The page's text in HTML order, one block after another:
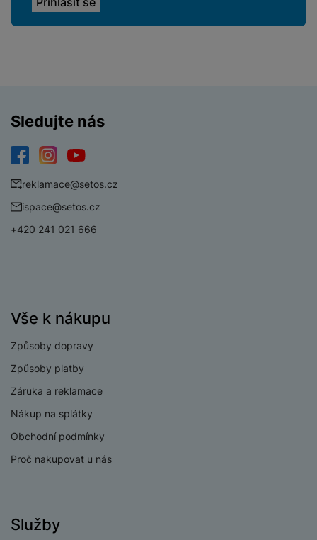
Sledujte nás
reklamace@setos.cz
ispace@setos.cz
+420 241 021 666
Vše k nákupu
Způsoby dopravy
Způsoby platby
Záruka a reklamace
Nákup na splátky
Obchodní podmínky
Proč nakupovat u nás
Služby